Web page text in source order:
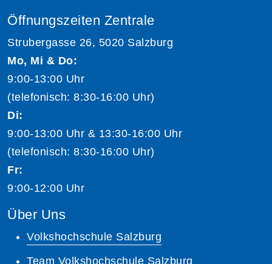
Öffnungszeiten Zentrale
Strubergasse 26, 5020 Salzburg
Mo, Mi & Do:
9:00-13:00 Uhr
(telefonisch: 8:30-16:00 Uhr)
Di:
9:00-13:00 Uhr & 13:30-16:00 Uhr
(telefonisch: 8:30-16:00 Uhr)
Fr:
9:00-12:00 Uhr
Über Uns
Volkshochschule Salzburg
Team Volkshochschule Salzburg